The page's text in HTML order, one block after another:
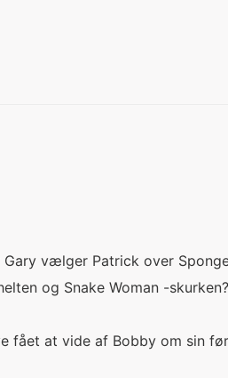
Gary vælger Patrick over
og Snake Woman -skurken?
fået at vide af Bobby om sin